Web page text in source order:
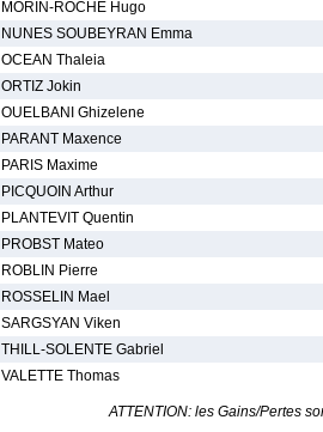
MORIN-ROCHE Hugo
NUNES SOUBEYRAN Emma
OCEAN Thaleia
ORTIZ Jokin
OUELBANI Ghizelene
PARANT Maxence
PARIS Maxime
PICQUOIN Arthur
PLANTEVIT Quentin
PROBST Mateo
ROBLIN Pierre
ROSSELIN Mael
SARGSYAN Viken
THILL-SOLENTE Gabriel
VALETTE Thomas
ATTENTION: les Gains/Pertes